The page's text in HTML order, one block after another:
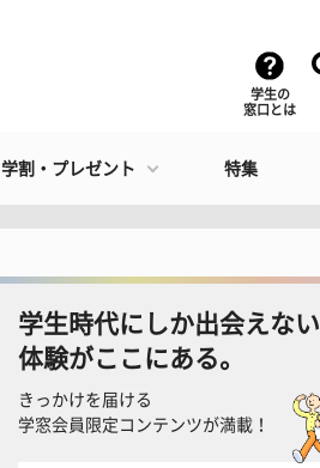
学生の
窓口とは
学割・プレゼント 特集
学生時代にしか出会えない
体験がここにある。
きっかけを届ける
学窓会員限定コンテンツが満載！